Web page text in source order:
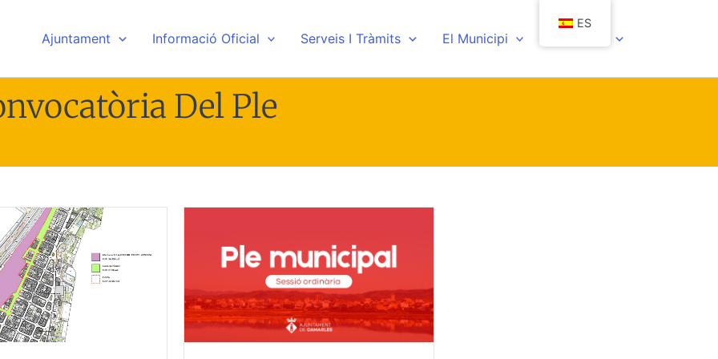
Ajuntament Informació Oficial Serveis I Tràmits El Municipi
Del Ple
ES